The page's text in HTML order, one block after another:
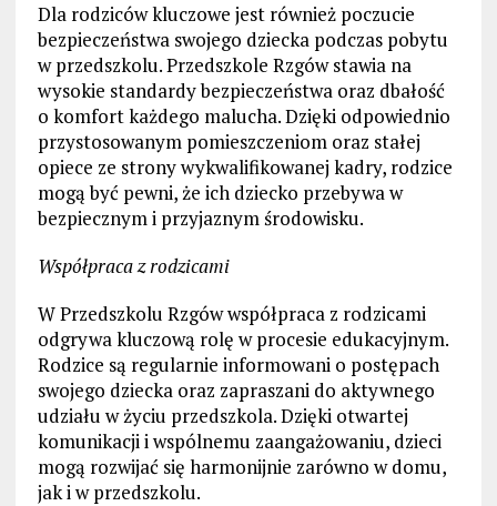
Dla rodziców kluczowe jest również poczucie
bezpieczeństwa swojego dziecka podczas pobytu
w przedszkolu. Przedszkole Rzgów stawia na
wysokie standardy bezpieczeństwa oraz dbałość
o komfort każdego malucha. Dzięki odpowiednio
przystosowanym pomieszczeniom oraz stałej
opiece ze strony wykwalifikowanej kadry, rodzice
mogą być pewni, że ich dziecko przebywa w
bezpiecznym i przyjaznym środowisku.
Współpraca z rodzicami
W Przedszkolu Rzgów współpraca z rodzicami
odgrywa kluczową rolę w procesie edukacyjnym.
Rodzice są regularnie informowani o postępach
swojego dziecka oraz zapraszani do aktywnego
udziału w życiu przedszkola. Dzięki otwartej
komunikacji i wspólnemu zaangażowaniu, dzieci
mogą rozwijać się harmonijnie zarówno w domu,
jak i w przedszkolu.